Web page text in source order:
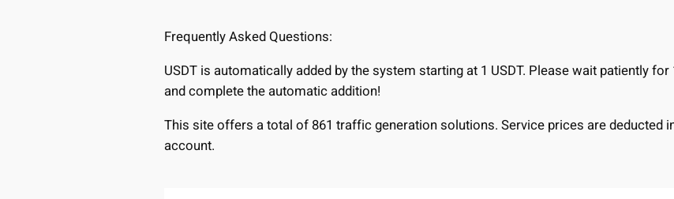
Frequently Asked Questions:
USDT is automatically added by the system starting at 1 USDT. Please wait patiently
and complete the automatic addition!
This site offers a total of 861 traffic generation solutions. Service prices are deducted
account.